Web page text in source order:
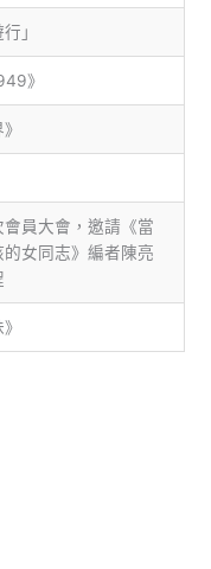
」
》
員大會 ，邀請《當
女同志》編者陳亮